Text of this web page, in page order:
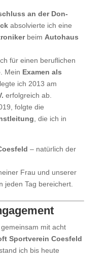
an der Don-
absolvierte ich eine
beim Autohaus
für einen beruflichen
. Mein Examen als
ich 2013 am
erfolgreich ab.
folgte die
, die ich in
– natürlich der
Frau und unserer
jeden Tag bereichert.
mit acht
Sportverein Coesfeld
ich bis heute